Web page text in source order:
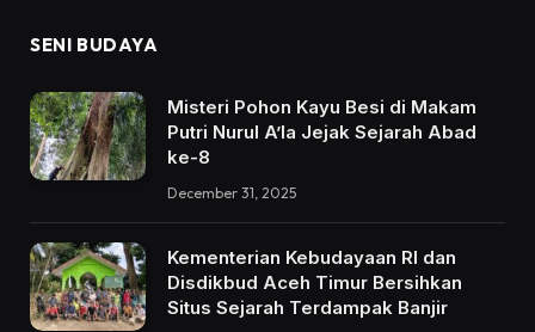
SENI BUDAYA
Misteri Pohon Kayu Besi di Makam
Putri Nurul A’la Jejak Sejarah Abad
ke-8
December 31, 2025
Kementerian Kebudayaan RI dan
Disdikbud Aceh Timur Bersihkan
Situs Sejarah Terdampak Banjir